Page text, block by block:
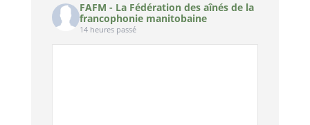
FAFM - La Fédération des aînés de la
francophonie manitobaine
14 heures passé